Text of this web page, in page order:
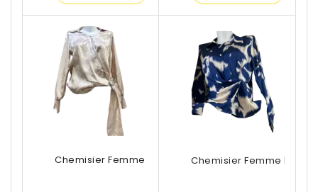
Chemisier Femme Beige ImpriméChemisier Femme Beige